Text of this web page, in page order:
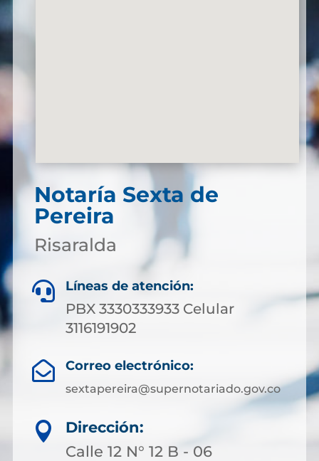
Notaría Sexta de
Pereira
Risaralda
 Líneas de atención:
PBX 3330333933 Celular
3116191902
 Correo electrónico:
sextapereira@supernotariado.gov.co

Dirección:
Calle 12 N° 12 B - 06